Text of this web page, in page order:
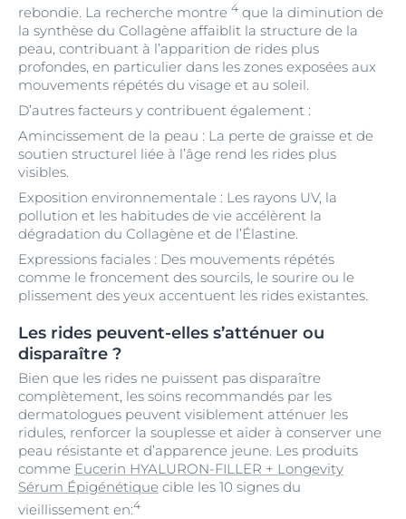
rebondie. La recherche montre 4 que la diminution de
la synthèse du Collagène affaiblit la structure de la
peau, contribuant à l’apparition de rides plus
profondes, en particulier dans les zones exposées aux
mouvements répétés du visage et au soleil.
D’autres facteurs y contribuent également :
Amincissement de la peau : La perte de graisse et de
soutien structurel liée à l’âge rend les rides plus
visibles.
Exposition environnementale : Les rayons UV, la
pollution et les habitudes de vie accélèrent la
dégradation du Collagène et de l’Élastine.
Expressions faciales : Des mouvements répétés
comme le froncement des sourcils, le sourire ou le
plissement des yeux accentuent les rides existantes.
Les rides peuvent-elles s’atténuer ou
disparaître ?
Bien que les rides ne puissent pas disparaître
complètement, les soins recommandés par les
dermatologues peuvent visiblement atténuer les
ridules, renforcer la souplesse et aider à conserver une
peau résistante et d’apparence jeune. Les produits
comme Eucerin HYALURON-FILLER + Longevity
Sérum Épigénétique cible les 10 signes du
vieillissement en:4